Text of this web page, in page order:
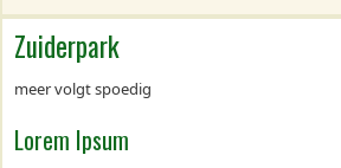
Zuiderpark
meer volgt spoedig
Lorem Ipsum